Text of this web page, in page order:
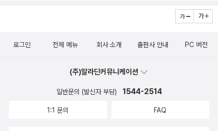
는다. 병원에서 깨어난 소년은 도망치다 결국 경찰서에 끌려간다. 소
년의 교복을 알아본 담당자들은 소년에게 선처를 해 준다. “학생 인생
는 말과 함께. 소년은 경찰서에서 반성문을 쓰다 자신이 왜 여기까지
유족들의 목소리, 신고 전화를 받은 경찰이 아이들이 다 죽었다는 말
을 못 알아들어서……. 과거로 과거로 회귀하던 기억은 인간의 존재
쪽)라는 소년의 반성은 결국 ‘삶은 무엇인가’라는 근원적 질문에 우리
의 주파수」를 읽으면서 ‘사랑‘과 ‘불안‘이라는 키워드에 대해 이제 청
소년은 아니지만 저 역시 고민해보았습니다.문지혁작가님의 「비블리
살아가야 할까하는 막연한 생각이 들었는 데 그 세상이 오기 전에 저
V에서 13남매와 가족의 일상을 보여주는 것을 보았는 데 이은용작가
님의 「맹준열 외 8인」을 읽으면서 그 생각이 떠올랐고 누카가 미오작
되살아났습니다.기준영작가님의 두 번째 장편소설인 「우리가 통과한
로그인 전체 메뉴 회사 소개 출판사 안내 PC 버전
(주)알라딘커뮤니케이션
일반문의 (발신자 부담) 1544-2514
1:1 문의 FAQ